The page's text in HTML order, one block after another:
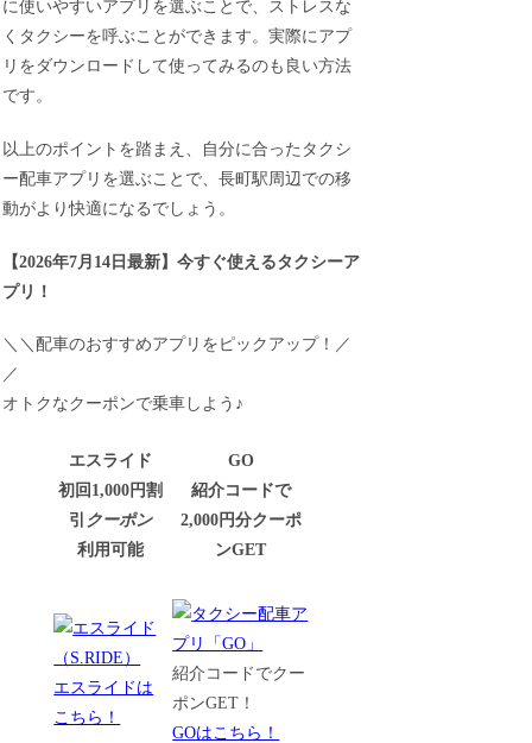
に使いやすいアプリを選ぶことで、ストレスな
くタクシーを呼ぶことができます。実際にアプ
リをダウンロードして使ってみるのも良い方法
です。
以上のポイントを踏まえ、自分に合ったタクシ
ー配車アプリを選ぶことで、長町駅周辺での移
動がより快適になるでしょう。
【2026年7月14日最新】今すぐ使えるタクシーア
プリ！
＼＼配車のおすすめアプリをピックアップ！／
／
オトクなクーポンで乗車しよう♪
エスライド
初回1,000円割
引 クーポン
利用可能
GO
紹介コードで
2,000円分クーポ
ンGET
エスライドは
こちら！
紹介コードでクー
ポンGET！
GOはこちら！